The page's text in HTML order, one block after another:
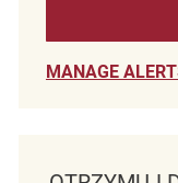
MANAGE